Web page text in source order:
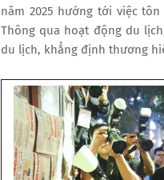
năm 2025 hướng tới việc
Thông qua hoạt động du
du lịch, khẳng định thương